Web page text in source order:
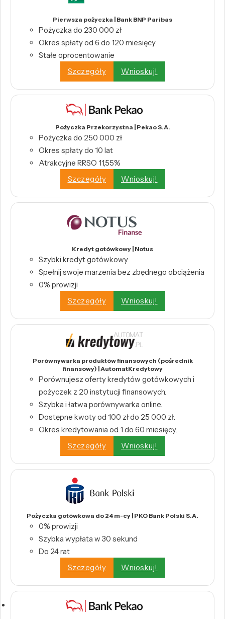
Pierwsza pożyczka | Bank BNP Paribas
Pożyczka do 230 000 zł
Okres spłaty od 6 do 120 miesięcy
Stałe oprocentowanie
Szczegóły
Wnioskuj!
Pożyczka Przekorzystna | Pekao S.A.
Pożyczka do 250 000 zł
Okres spłaty do 10 lat
Atrakcyjne RRSO 11,55%
Szczegóły
Wnioskuj!
Kredyt gotówkowy | Notus
Szybki kredyt gotówkowy
Spełnij swoje marzenia bez zbędnego obciążenia
0% prowizji
Szczegóły
Wnioskuj!
Porównywarka produktów finansowych (pośrednik
finansowy) | AutomatKredytowy
Porównujesz oferty kredytów gotówkowych i
pożyczek z 20 instytucji finansowych.
Szybka i łatwa porównywarka online.
Dostępne kwoty od 100 zł do 25 000 zł.
Okres kredytowania od 1 do 60 miesięcy.
Szczegóły
Wnioskuj!
Pożyczka gotówkowa do 24 m-cy | PKO Bank Polski S.A.
0% prowizji
Szybka wypłata w 30 sekund
Do 24 rat
Szczegóły
Wnioskuj!